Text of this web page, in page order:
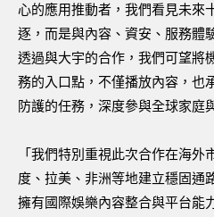
心的應用推動者，我們看見未來
逐，而是與內容、資安、服務體
透過與大宇的合作，我們可望將
務的入口點，不僅播放內容，也
防護的任務，深度參與全球家庭
「我們特別重視此次合作在海
度、拉美、非洲等地建立穩固通
擁有國際娛樂內容整合與平台能